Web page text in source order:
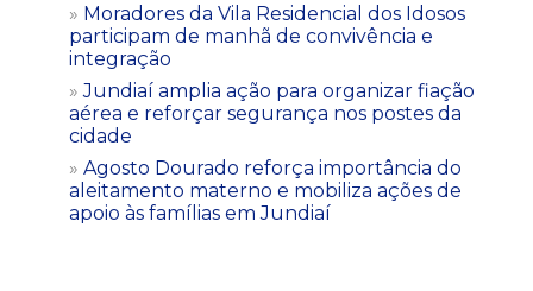
Moradores da Vila Residencial dos Idosos
participam de manhã de convivência e
integração
Jundiaí amplia ação para organizar fiação
aérea e reforçar segurança nos postes da
cidade
Agosto Dourado reforça importância do
aleitamento materno e mobiliza ações de
apoio às famílias em Jundiaí